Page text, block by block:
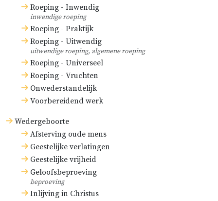
Roeping - Inwendig
inwendige roeping
Roeping - Praktijk
Roeping - Uitwendig
uitwendige roeping, algemene roeping
Roeping - Universeel
Roeping - Vruchten
Onwederstandelijk
Voorbereidend werk
Wedergeboorte
Afsterving oude mens
Geestelijke verlatingen
Geestelijke vrijheid
Geloofsbeproeving
beproeving
Inlijving in Christus